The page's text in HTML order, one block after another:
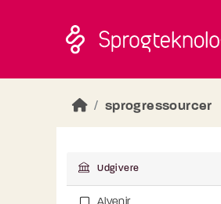
sprogressourcer
Udgivere